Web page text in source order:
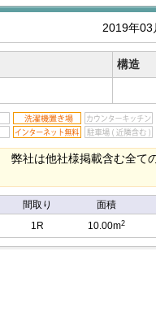
2019年03
構造
社は他社様掲載含む全て
間取り 面積
1R 10.00m2